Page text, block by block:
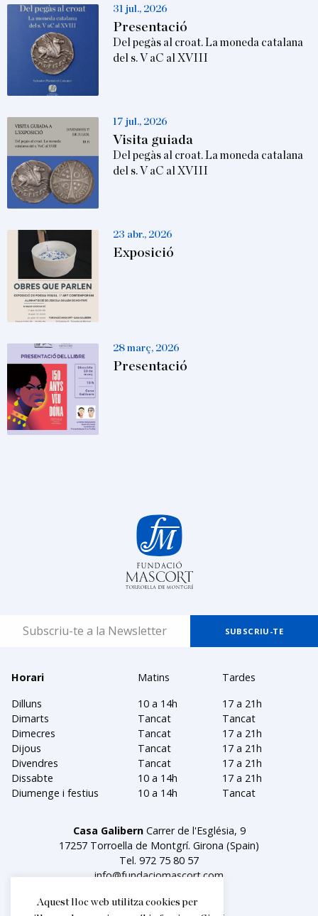
31 jul., 2026
Presentació
Del pegàs al croat. La moneda catalana
del s. V aC al XVIII
17 jul., 2026
Visita guiada
Del pegàs al croat. La moneda catalana
del s. V aC al XVIII
23 abr., 2026
Exposició
28 març, 2026
Presentació
Horari Matins
Tardes
Dilluns
10 a 14h
17 a 21h
Dimarts
Tancat
Tancat
Dimecres
Tancat
17 a 21h
Dijous
Tancat
17 a 21h
Divendres
Tancat
17 a 21h
Dissabte
10 a 14h
17 a 21h
Diumenge i festius
10 a 14h Tancat
Casa GalibernCarrer de l'Església, 9
17257 Torroella de Montgrí. Girona (Spain)
Tel. 972 75 80 57
info@fundaciomascort.com
Aquest lloc web utilitza cookies per